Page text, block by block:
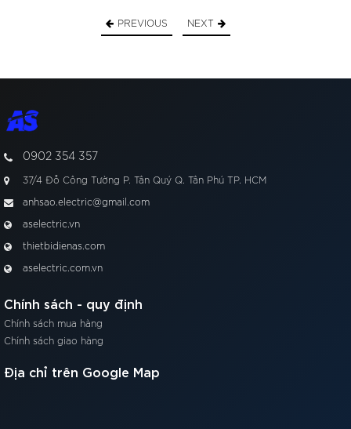
PREVIOUS NEXT
0902 354 357
37/4 Đỗ Công Tường P. Tân Quý Q. Tân Phú TP. HCM
anhsao.electric@gmail.com
aselectric.vn
thietbidienas.com
aselectric.com.vn
Chính sách - quy định
Chính sách mua hàng
Chính sách giao hàng
Địa chỉ trên Google Map